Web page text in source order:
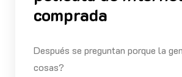
comprada
Después se preguntan porque la
cosas?